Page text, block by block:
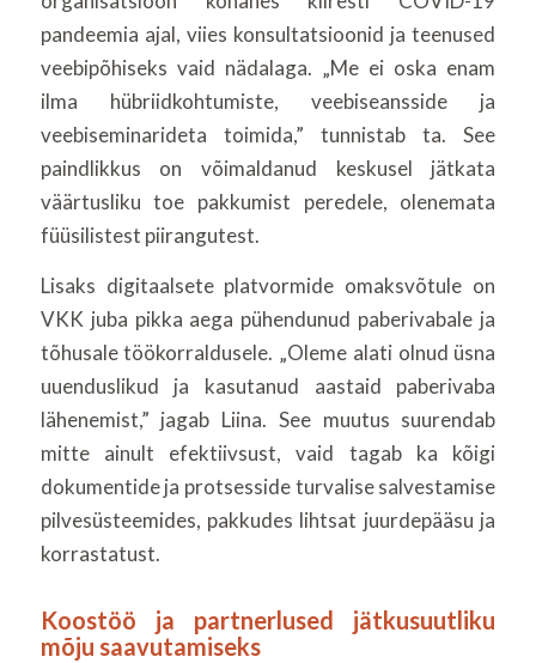
pandeemia ajal, viies konsultatsioonid ja teenused
veebipõhiseks vaid nädalaga. „Me ei oska enam
ilma hübriidkohtumiste, veebiseansside ja
veebiseminarideta toimida,” tunnistab ta. See
paindlikkus on võimaldanud keskusel jätkata
väärtusliku toe pakkumist peredele, olenemata
füüsilistest piirangutest.
Lisaks digitaalsete platvormide omaksvõtule on
VKK juba pikka aega pühendunud paberivabale ja
tõhusale töökorraldusele. „Oleme alati olnud üsna
uuenduslikud ja kasutanud aastaid paberivaba
lähenemist,” jagab Liina. See muutus suurendab
mitte ainult efektiivsust, vaid tagab ka kõigi
dokumentide ja protsesside turvalise salvestamise
pilvesüsteemides, pakkudes lihtsat juurdepääsu ja
korrastatust.
Koostöö ja partnerlused jätkusuutliku
mõju saavutamiseks